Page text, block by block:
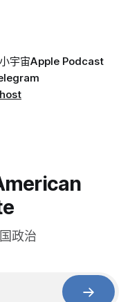
小宇宙Apple Podcast
政治